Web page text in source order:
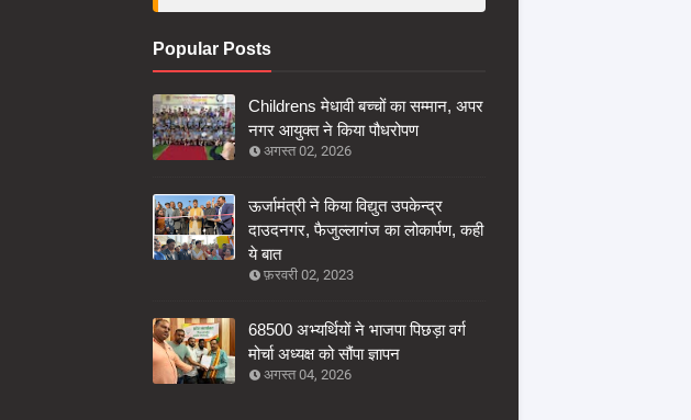
Popular Posts
Childrens मेधावी बच्चों का सम्मान, अपर
नगर आयुक्त ने किया पौधरोपण
अगस्त 02, 2026
ऊर्जामंत्री ने किया विद्युत उपकेन्द्र
दाउदनगर, फैजुल्लागंज का लोकार्पण, कही
ये बात
फ़रवरी 02, 2023
68500 अभ्यर्थियों ने भाजपा पिछड़ा वर्ग
मोर्चा अध्यक्ष को सौंपा ज्ञापन
अगस्त 04, 2026